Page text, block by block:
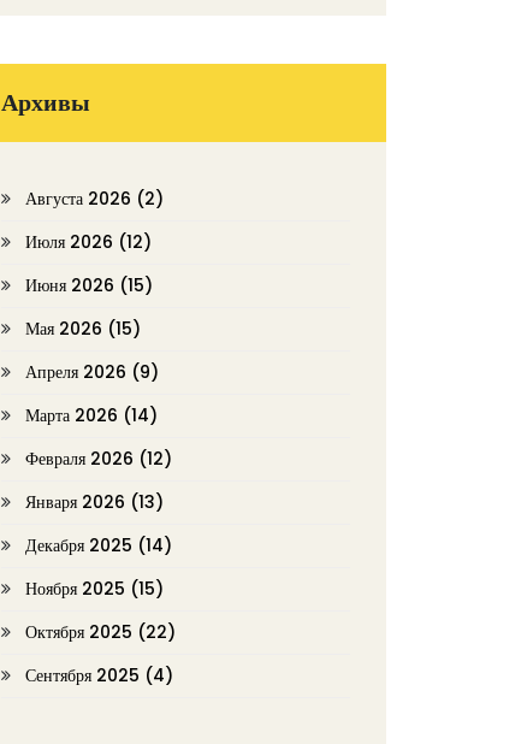
Архивы
Августа 2026 (2)
Июля 2026 (12)
Июня 2026 (15)
Мая 2026 (15)
Апреля 2026 (9)
Марта 2026 (14)
Февраля 2026 (12)
Января 2026 (13)
Декабря 2025 (14)
Ноября 2025 (15)
Октября 2025 (22)
Сентября 2025 (4)